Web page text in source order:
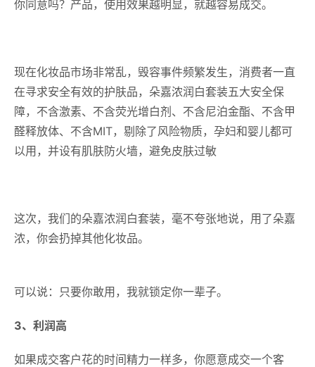
你同意吗？产品，使用效果越明显，就越容易成交。
现在化妆品市场非常乱，毁容事件频繁发生，消费者一直
在寻求安全有效的护肤品，朵嘉浓润白套装五大安全保
障，不含激素、不含荧光增白剂、不含尼泊金酯、不含甲
醛释放体、不含MIT，剔除了风险物质，孕妇和婴儿都可
以用，并设有肌肤防火墙，避免皮肤过敏
这次，我们的朵嘉浓润白套装，毫不夸张地说，用了朵嘉
浓，你会扔掉其他化妆品。
可以说：只要你敢用，我就锁定你一辈子。
3、利润高
如果成交客户花的时间精力一样多，你愿意成交一个客